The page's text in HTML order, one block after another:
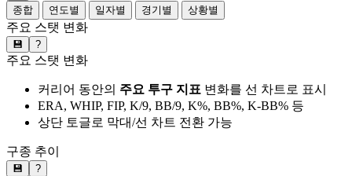
종합
연도별 일자별 경기별 상황별
주요 스탯 변화
💾 ?
주요 스탯 변화
커리어 동안의 주요 투구 지표 변화를 선 차트로 표시
ERA, WHIP, FIP, K/9, BB/9, K%, BB%, K-BB% 등
상단 토글로 막대/선 차트 전환 가능
구종 추이
💾 ?